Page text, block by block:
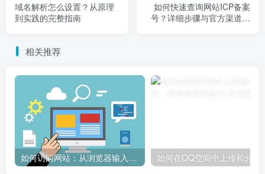
域名解析怎么设置？从原理
到实践的完整指南
如何快速查询网站ICP备案
号？详细步骤与官方渠道指
相关推荐
如何访问网站：从浏览器输入到页面加载的完整步骤详解